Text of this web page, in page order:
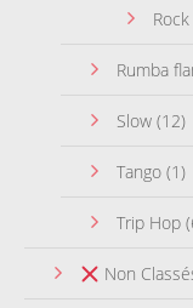
Rumba
Slow (12)
Tango (1)
Trip Hop
Non